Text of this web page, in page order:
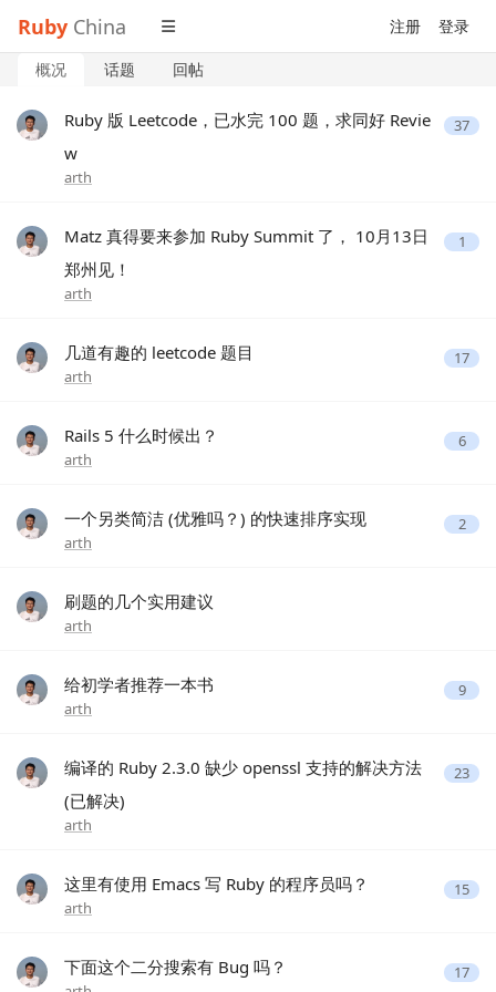
Ruby China 注册 登录
概况 话题 回帖
Ruby 版 Leetcode，已水完 100 题，求同好 Revie
w
arth
37
Matz 真得要来参加 Ruby Summit 了， 10月13日
郑州见！
arth
1
几道有趣的 leetcode 题目
arth
17
Rails 5 什么时候出？
arth
6
一个另类简洁 (优雅吗？) 的快速排序实现
arth
2
刷题的几个实用建议
arth
给初学者推荐一本书
arth
9
编译的 Ruby 2.3.0 缺少 openssl 支持的解决方法
(已解决)
arth
23
这里有使用 Emacs 写 Ruby 的程序员吗？
arth
15
下面这个二分搜索有 Bug 吗？ 17